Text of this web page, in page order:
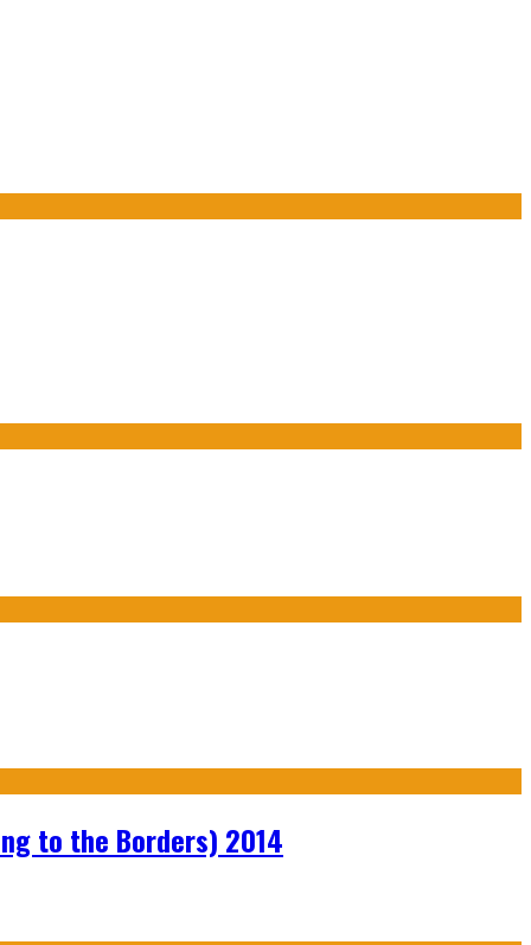
to the Borders) 2014